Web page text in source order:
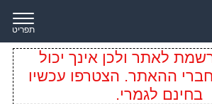
תפריט
לאתר ולכן אינך יכול
ההאתר. הצטרפו עכשיו
בחינם לגמרי.